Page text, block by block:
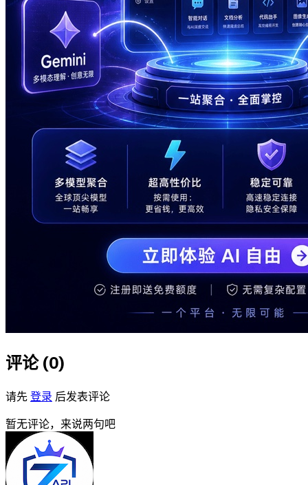
评论 (0)
请先 登录 后发表评论
暂无评论，来说两句吧